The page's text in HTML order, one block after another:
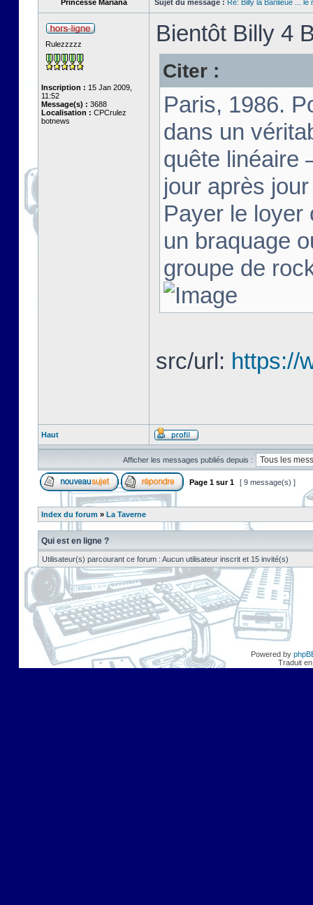
Princesse Mariana Sujet du message : Re: Billy la Banlieue ... le
Rulezzzzz
Inscription : 15 Jan 2009,
11:52
Message(s) : 3688
Localisation : CPCrulez
botnews
Bientôt Billy 4
Citer :
Paris, 1986.
dans un
quête linéaire
jour après
Payer le loyer
un braquage
groupe de
src/url: https://
Haut
Afficher les messages publiés depuis :
Page 1 sur1 [ 9 message(s) ]
Index du forum » La Taverne
Qui est en ligne ?
Utilisateur(s) parcourant ce forum : Aucun utilisateur inscrit et 15 invité(s)
Powered by
Traduit